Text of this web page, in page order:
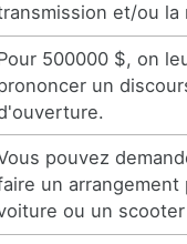
et/ou la
500000 $, on
un
pouvez
un arrangement
ou un